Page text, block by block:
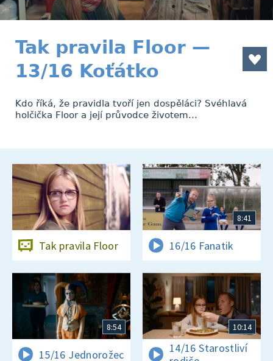
Tak pravila Floor —
13/16 Koťátko
Kdo říká, že pravidla tvoří jen dospěláci? Svéhlavá
holčička Floor a její průvodce životem...
Tak pravila Floor
8:41
16/16 Fanatik
8:54
15/16 Jednorožec
10:14
14/16 Starostliví